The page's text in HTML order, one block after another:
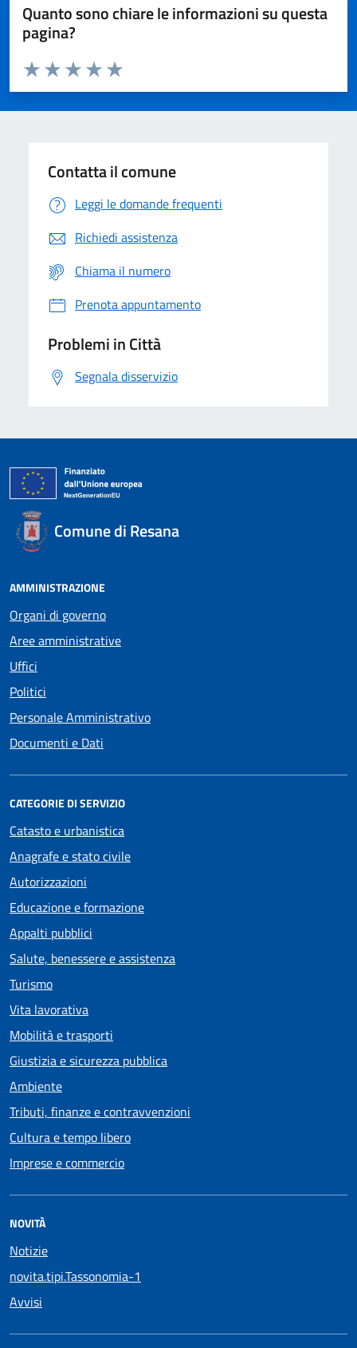
Quanto sono chiare le informazioni su questa
pagina?
Domanda
Valuta da 1 a 5 stelle la pagina
Valuta 5 stelle su 5
Valuta 4 stelle su 5
Valuta 3 stelle su 5
Valuta 2 stelle su 5
Valuta 1 stelle su 5
Contatta il comune
Leggi le domande frequenti
Richiedi assistenza
Chiama il numero
Prenota appuntamento
Problemi in Città
Segnala disservizio
Comune di Resana
AMMINISTRAZIONE
Organi di governo
Aree amministrative
Uffici
Politici
Personale Amministrativo
Documenti e Dati
CATEGORIE DI SERVIZIO
Catasto e urbanistica
Anagrafe e stato civile
Autorizzazioni
Educazione e formazione
Appalti pubblici
Salute, benessere e assistenza
Turismo
Vita lavorativa
Mobilità e trasporti
Giustizia e sicurezza pubblica
Ambiente
Tributi, finanze e contravvenzioni
Cultura e tempo libero
Imprese e commercio
NOVITÀ
Notizie
novita.tipi.Tassonomia-1
Avvisi